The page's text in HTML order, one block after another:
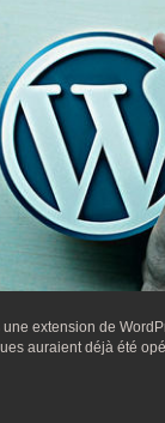
extension de
auraient déjà été